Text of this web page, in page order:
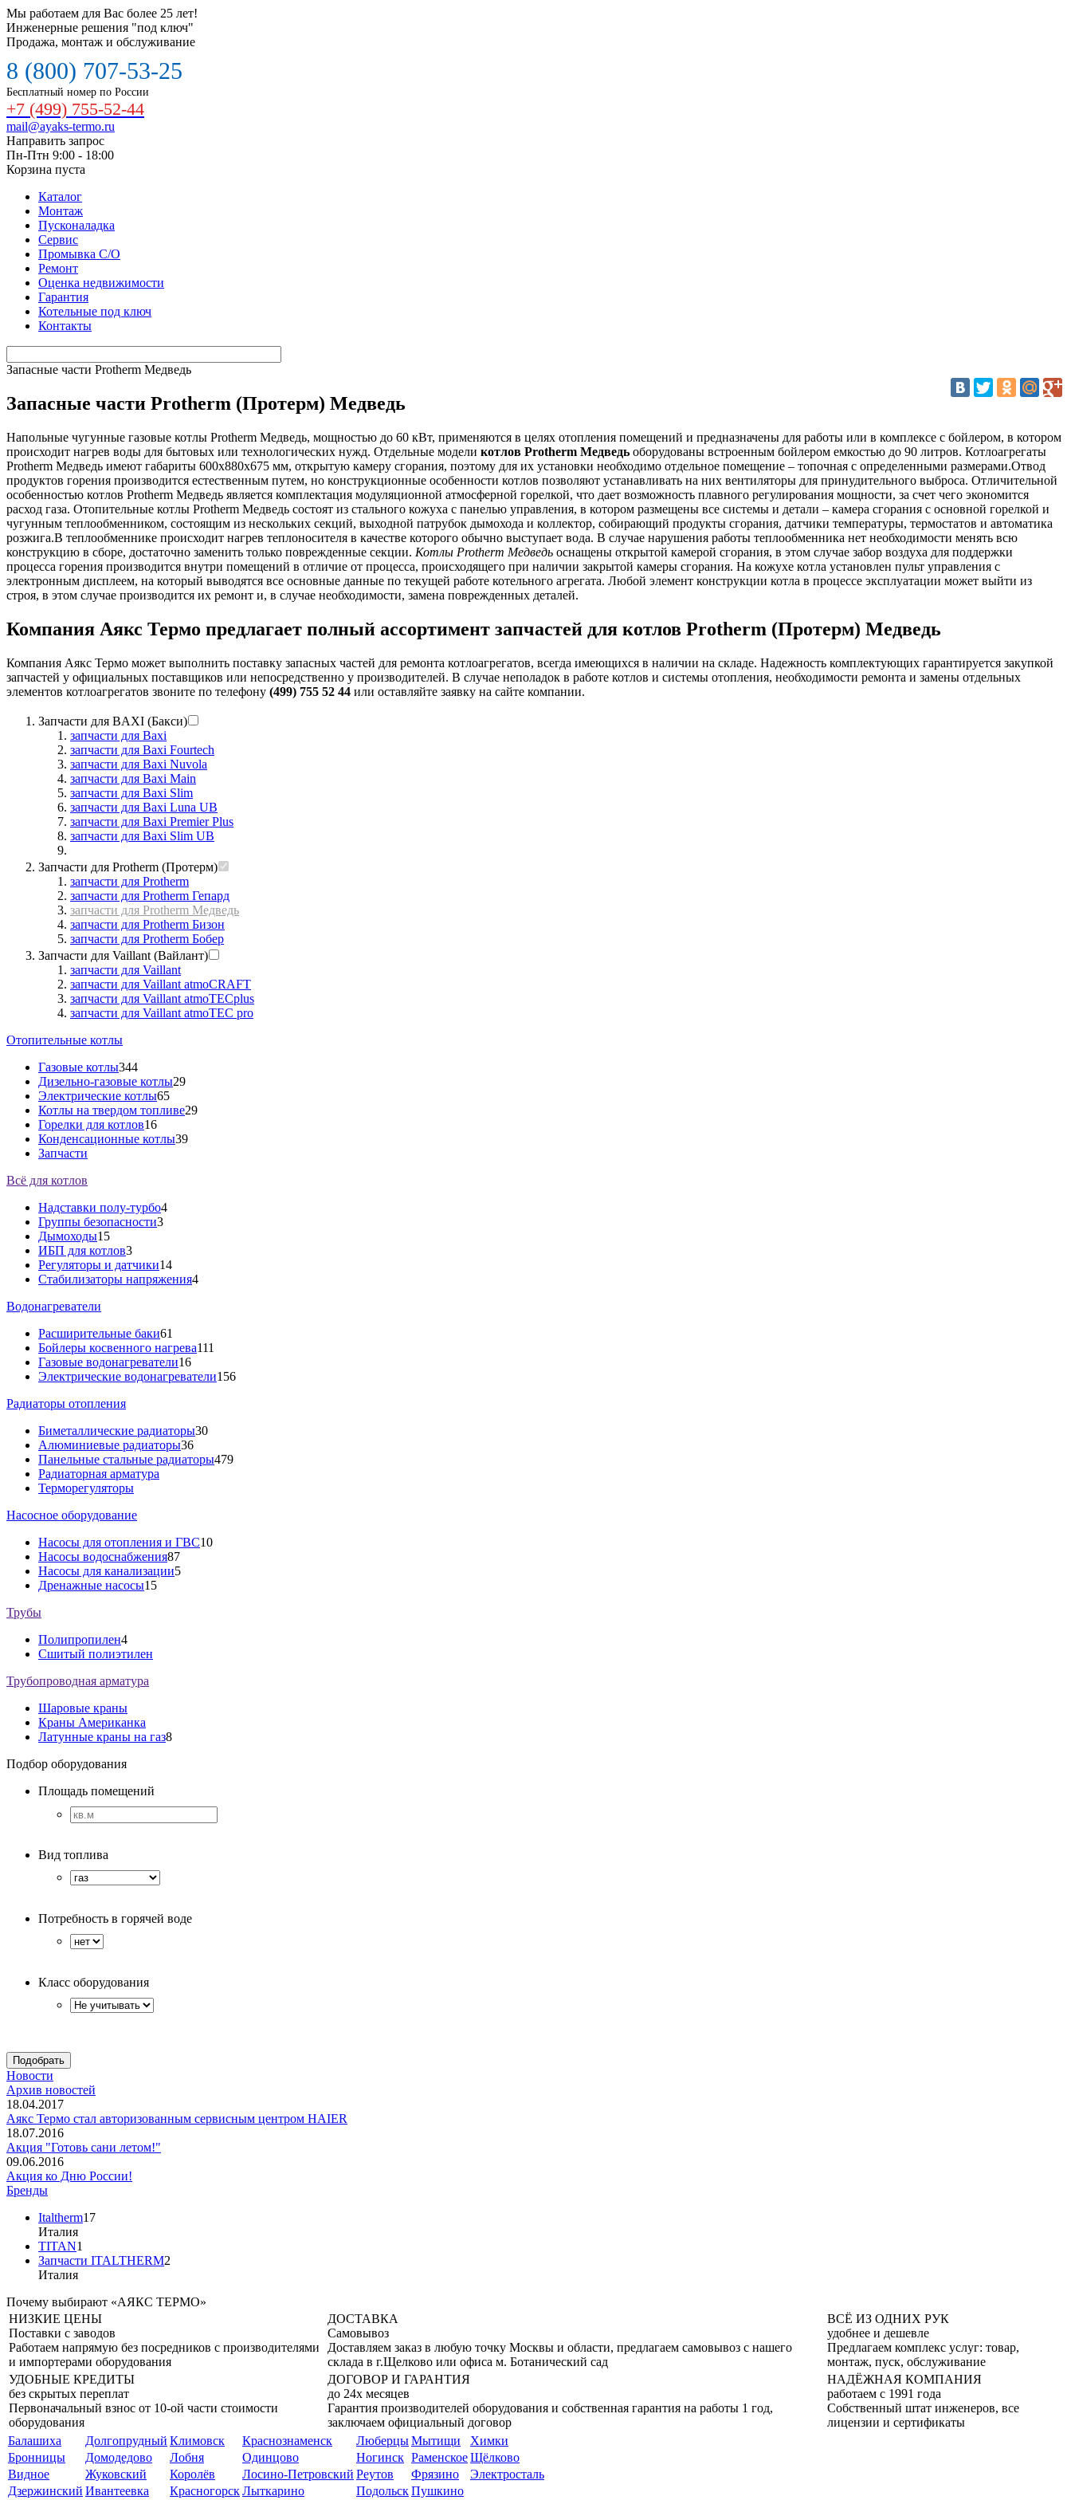
Мы работаем для Вас более 25 лет!
Инженерные решения "под ключ"
Продажа, монтаж и обслуживание
8 (800) 707-53-25
Бесплатный номер по России
+7 (499) 755-52-44
mail@ayaks-termo.ru
Направить запрос
Пн-Птн 9:00 - 18:00
Корзина пуста
Каталог
Монтаж
Пусконаладка
Сервис
Промывка С/О
Ремонт
Оценка недвижимости
Гарантия
Котельные под ключ
Контакты
Запасные части Protherm Медведь
Запасные части Protherm (Протерм) Медведь
Напольные чугунные газовые котлы Protherm Медведь, мощностью до 60 кВт, применяются в целях отопления помещений и предназначены для работы или в комплексе с бойлером, в котором
происходит нагрев воды для бытовых или технологических нужд. Отдельные модели котлов Protherm Медведь оборудованы встроенным бойлером емкостью до 90 литров. Котлоагрегаты
Protherm Медведь имеют габариты 600х880х675 мм, открытую камеру сгорания, поэтому для их установки необходимо отдельное помещение – топочная с определенными размерами.Отвод
продуктов горения производится естественным путем, но конструкционные особенности котлов позволяют устанавливать на них вентиляторы для принудительного выброса. Отличительной
особенностью котлов Protherm Медведь является комплектация модуляционной атмосферной горелкой, что дает возможность плавного регулирования мощности, за счет чего экономится
расход газа. Отопительные котлы Protherm Медведь состоят из стального кожуха с панелью управления, в котором размещены все системы и детали – камера сгорания с основной горелкой и
чугунным теплообменником, состоящим из нескольких секций, выходной патрубок дымохода и коллектор, собирающий продукты сгорания, датчики температуры, термостатов и автоматика
розжига.В теплообменнике происходит нагрев теплоносителя в качестве которого обычно выступает вода. В случае нарушения работы теплообменника нет необходимости менять всю
конструкцию в сборе, достаточно заменить только поврежденные секции. Котлы Protherm Медведь оснащены открытой камерой сгорания, в этом случае забор воздуха для поддержки
процесса горения производится внутри помещений в отличие от процесса, происходящего при наличии закрытой камеры сгорания. На кожухе котла установлен пульт управления с
электронным дисплеем, на который выводятся все основные данные по текущей работе котельного агрегата. Любой элемент конструкции котла в процессе эксплуатации может выйти из
строя, в этом случае производится их ремонт и, в случае необходимости, замена поврежденных деталей.
Компания Аякс Термо предлагает полный ассортимент запчастей для котлов Protherm (Протерм) Медведь
Компания Аякс Термо может выполнить поставку запасных частей для ремонта котлоагрегатов, всегда имеющихся в наличии на складе. Надежность комплектующих гарантируется закупкой
запчастей у официальных поставщиков или непосредственно у производителей. В случае неполадок в работе котлов и системы отопления, необходимости ремонта и замены отдельных
элементов котлоагрегатов звоните по телефону (499) 755 52 44 или оставляйте заявку на сайте компании.
Запчасти для BAXI (Бакси)
запчасти для Baxi
запчасти для Baxi Fourtech
запчасти для Baxi Nuvola
запчасти для Baxi Main
запчасти для Baxi Slim
запчасти для Baxi Luna UB
запчасти для Baxi Premier Plus
запчасти для Baxi Slim UB
Запчасти для Protherm (Протерм)
запчасти для Protherm
запчасти для Protherm Гепард
запчасти для Protherm Медведь
запчасти для Protherm Бизон
запчасти для Protherm Бобер
Запчасти для Vaillant (Вайлант)
запчасти для Vaillant
запчасти для Vaillant atmoCRAFT
запчасти для Vaillant atmoTECplus
запчасти для Vaillant atmoTEC pro
Отопительные котлы
Газовые котлы344
Дизельно-газовые котлы29
Электрические котлы65
Котлы на твердом топливе29
Горелки для котлов16
Конденсационные котлы39
Запчасти
Всё для котлов
Надставки полу-турбо4
Группы безопасности3
Дымоходы15
ИБП для котлов3
Регуляторы и датчики14
Стабилизаторы напряжения4
Водонагреватели
Расширительные баки61
Бойлеры косвенного нагрева111
Газовые водонагреватели16
Электрические водонагреватели156
Радиаторы отопления
Биметаллические радиаторы30
Алюминиевые радиаторы36
Панельные стальные радиаторы479
Радиаторная арматура
Терморегуляторы
Насосное оборудование
Насосы для отопления и ГВС10
Насосы водоснабжения87
Насосы для канализации5
Дренажные насосы15
Трубы
Полипропилен4
Сшитый полиэтилен
Трубопроводная арматура
Шаровые краны
Краны Американка
Латунные краны на газ8
Подбор оборудования
Площадь помещений
Вид топлива
Потребность в горячей воде
Класс оборудования
Новости
Архив новостей
18.04.2017
Аякс Термо стал авторизованным сервисным центром HAIER
18.07.2016
Акция "Готовь сани летом!"
09.06.2016
Акция ко Дню России!
Бренды
Italtherm17
Италия
TITAN1
Запчасти ITALTHERM2
Италия
Почему выбирают «АЯКС ТЕРМО»
НИЗКИЕ ЦЕНЫ
Поставки с заводов
Работаем напрямую без посредников с производителями
и импортерами оборудования
ДОСТАВКА
Самовывоз
Доставляем заказ в любую точку Москвы и области, предлагаем самовывоз с нашего
склада в г.Щелково или офиса м. Ботанический сад
ВСЁ ИЗ ОДНИХ РУК
удобнее и дешевле
Предлагаем комплекс услуг: товар,
монтаж, пуск, обслуживание
УДОБНЫЕ КРЕДИТЫ
без скрытых переплат
Первоначальный взнос от 10-ой части стоимости
оборудования
ДОГОВОР И ГАРАНТИЯ
до 24х месяцев
Гарантия производителей оборудования и собственная гарантия на работы 1 год,
заключаем официальный договор
НАДЁЖНАЯ КОМПАНИЯ
работаем с 1991 года
Собственный штат инженеров, все
лицензии и сертификаты
Балашиха
Долгопрудный Климовск Краснознаменск ЛюберцыМытищи
Химки
Бронницы
Домодедово Лобня Одинцово Ногинск РаменскоеЩёлково
Видное
Жуковский Королёв Лосино-Петровский Реутов Фрязино
Электросталь
Дзержинский Ивантеевка КрасногорскЛыткарино ПодольскПушкино